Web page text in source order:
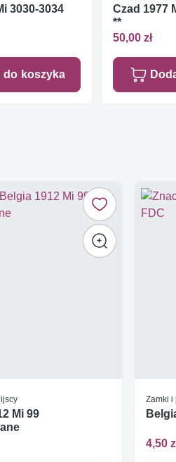
3030-3034
do koszyka
Czad 1977
**
50,00 zł
Mi 99
Zamki i
4,50